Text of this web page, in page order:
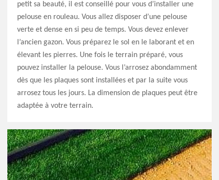
petit sa beauté, il est conseillé pour vous d’installer une
pelouse en rouleau. Vous allez disposer d’une pelouse
verte et dense en si peu de temps. Vous devez enlever
l’ancien gazon. Vous préparez le sol en le laborant et en
élevant les pierres. Une fois le terrain préparé, vous
pouvez installer la pelouse. Vous l’arrosez abondamment
dès que les plaques sont installées et par la suite vous
arrosez tous les jours. La dimension de plaques peut être
adaptée à votre terrain.